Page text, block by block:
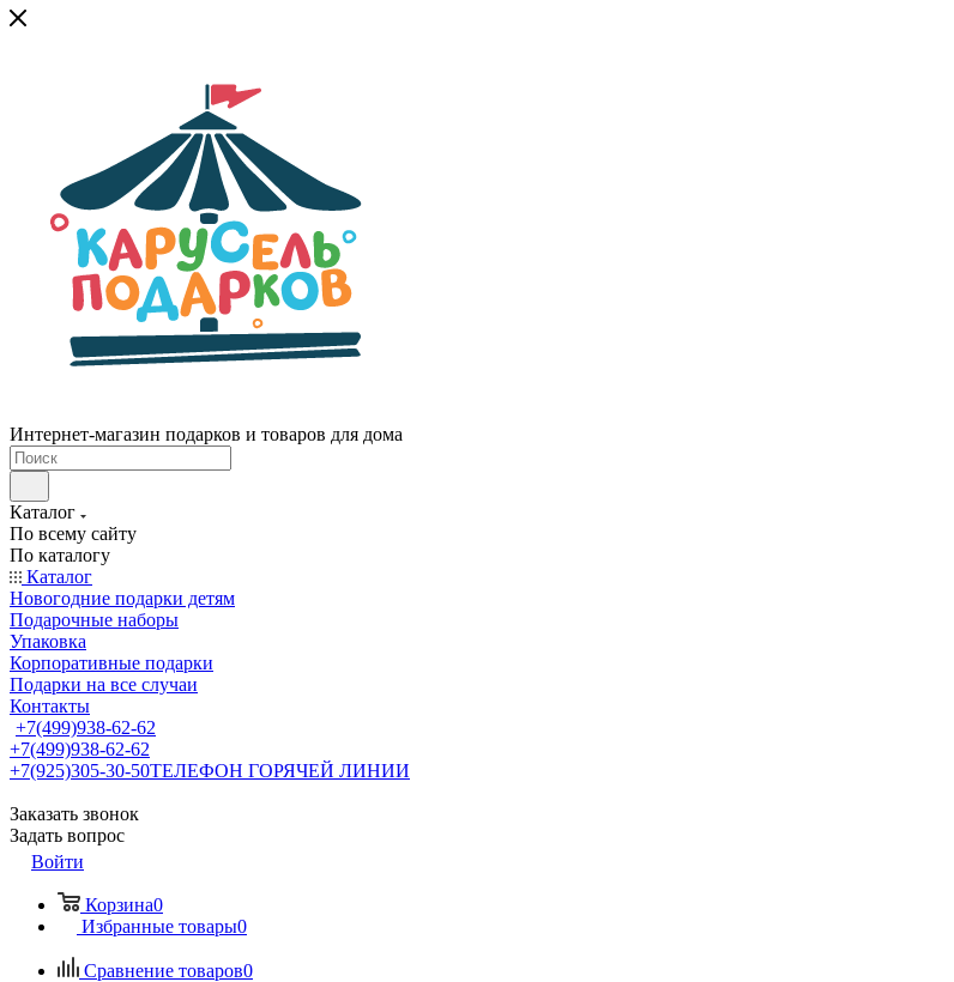
Интернет-магазин подарков и товаров для дома
Каталог
По всему сайту
По каталогу
Каталог
Новогодние подарки детям
Подарочные наборы
Упаковка
Корпоративные подарки
Подарки на все случаи
Контакты
+7(499)938-62-62
+7(499)938-62-62
+7(925)305-30-50ТЕЛЕФОН ГОРЯЧЕЙ ЛИНИИ
Заказать звонок
Задать вопрос
Войти
Корзина0
Избранные товары0
Сравнение товаров0